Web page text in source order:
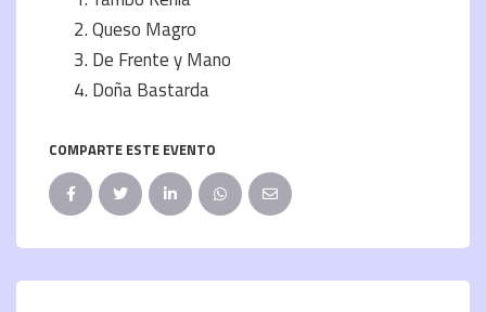
Queso Magro
De Frente y Mano
Doña Bastarda
COMPARTE ESTE EVENTO